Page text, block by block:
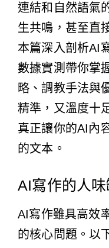
連結和自然語氣
生共鳴，甚至直
本篇深入剖析AI
數據實測帶你掌
略、調教手法與
精準，又溫度十
真正讓你的AI內
的文本。
AI寫作的人
AI寫作雖具高效
的核心問題。以